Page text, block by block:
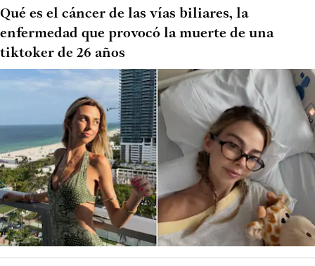
Qué es el cáncer de las vías biliares, la
enfermedad que provocó la muerte de una
tiktoker de 26 años